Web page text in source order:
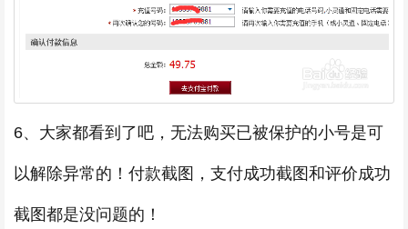
6、大家都看到了吧，无法购买已被保护的小号是可
以解除异常的！付款截图，支付成功截图和评价成功
截图都是没问题的！